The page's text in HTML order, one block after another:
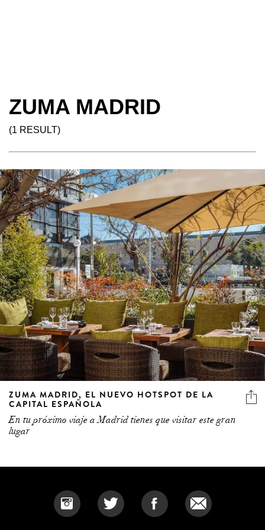
ZUMA MADRID
(1 RESULT)
ZUMA MADRID, EL NUEVO HOTSPOT DE LA
CAPITAL ESPAÑOLA
En tu próximo viaje a Madrid tienes que visitar este gran
lugar